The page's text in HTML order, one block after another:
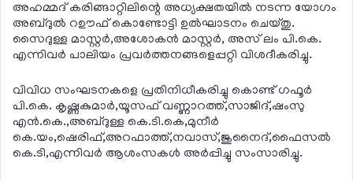
അഹമ്മദ് കരിങ്ങാറ്റിലിന്റെ അധ്യക്ഷതയില്‍ നടന്ന യോഗം
അബ്ദുല്‍ റഊഫ് കൊണ്ടോട്ടി ഉല്‍ഘാടനം ചെയ്തു.
സൈദുള്ള മാസ്റ്റര്‍,അശോകന്‍ മാസ്റ്റര്‍, അസ് ലം പി.കെ.
എന്നിവര്‍ പാലിയം പ്രവര്‍ത്തനങ്ങളെപ്പറ്റി വിശദീകരിച്ചു.
വിവിധ സംഘടനകളെ പ്രതിനിധീകരിച്ചു കൊണ്ട് ഗഫൂര്‍
പി.കെ. കൃഷ്ണകുമാര്‍,യൂസഫ് വണ്ണാറത്ത്,സാജിദ്,ഷംസു
എന്‍.കെ.,അബ്ദുള്ള കെ.ടി.കെ,മുനീര്‍
കെ.യം,ഷെരിഫ്,അറഫാത്ത്,നവാസ്,ജുനൈദ്,ഫൈസല്‍
കെ.ടി,എന്നിവര്‍ ആശംസകള്‍ അര്‍പ്പിച്ചു സംസാരിച്ചു.